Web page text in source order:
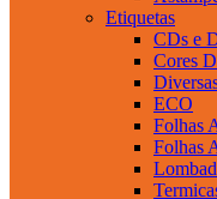
Etiquetas
CDs e
Cores
ECO
Folhas
Folhas